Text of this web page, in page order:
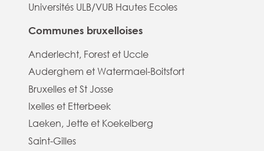
Universités ULB/VUB Hautes Ecoles
Communes bruxelloises
Anderlecht, Forest et Uccle
Auderghem et Watermael-Boitsfort
Bruxelles et St Josse
Ixelles et Etterbeek
Laeken, Jette et Koekelberg
Saint-Gilles